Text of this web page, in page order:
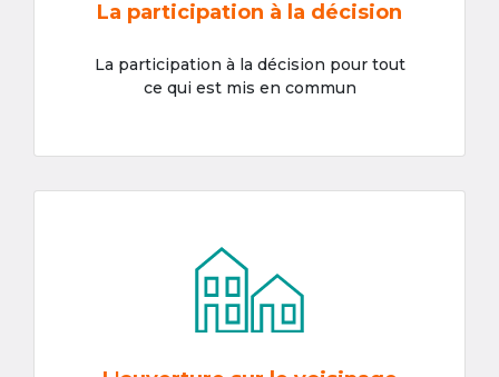
La participation à la décision
La participation à la décision pour tout
ce qui est mis en commun